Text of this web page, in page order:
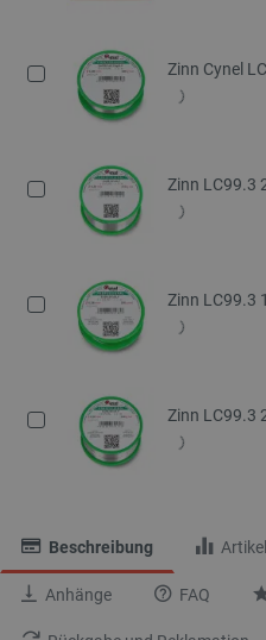
Zinn Cynel
Zinn LC99.3
Zinn LC99.3
Zinn LC99.3
Beschreibung
Anhänge FAQ